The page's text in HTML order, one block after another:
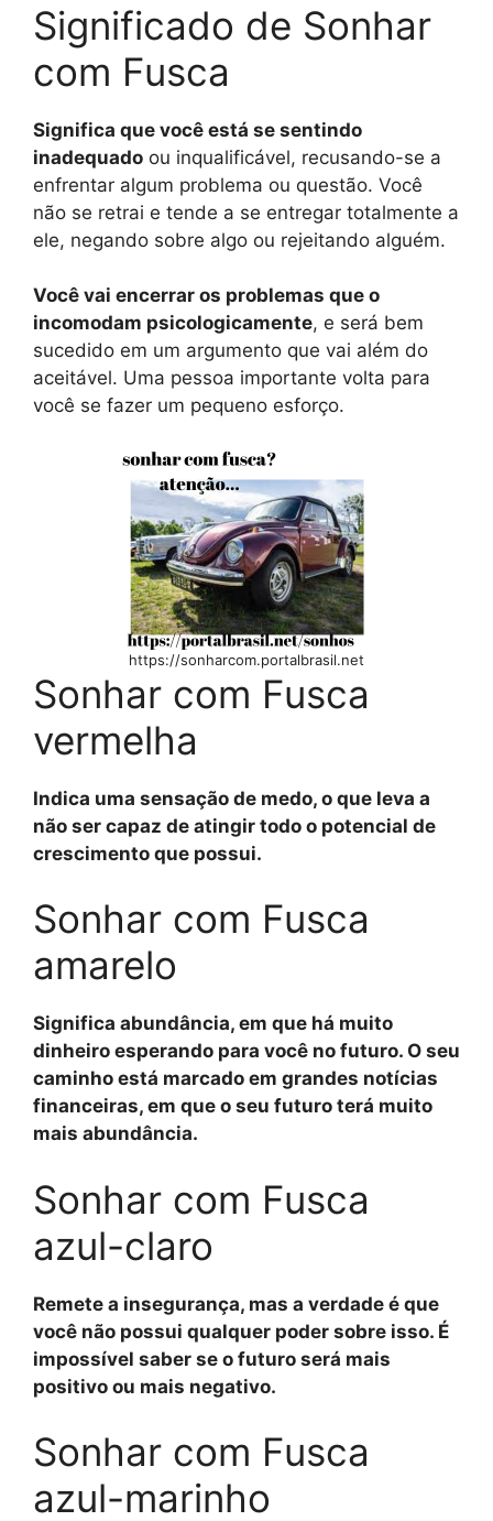
Significado de Sonhar
com Fusca
Significa que você está se sentindo
inadequado ou inqualificável, recusando-se a
enfrentar algum problema ou questão. Você
não se retrai e tende a se entregar totalmente a
ele, negando sobre algo ou rejeitando alguém.
Você vai encerrar os problemas que o
incomodam psicologicamente, e será bem
sucedido em um argumento que vai além do
aceitável. Uma pessoa importante volta para
você se fazer um pequeno esforço.
https://sonharcom.portalbrasil.net
Sonhar com Fusca
vermelha
Indica uma sensação de medo, o que leva a
não ser capaz de atingir todo o potencial de
crescimento que possui.
Sonhar com Fusca
amarelo
Significa abundância, em que há muito
dinheiro esperando para você no futuro. O seu
caminho está marcado em grandes notícias
financeiras, em que o seu futuro terá muito
mais abundância.
Sonhar com Fusca
azul-claro
Remete a insegurança, mas a verdade é que
você não possui qualquer poder sobre isso. É
impossível saber se o futuro será mais
positivo ou mais negativo.
Sonhar com Fusca
azul-marinho